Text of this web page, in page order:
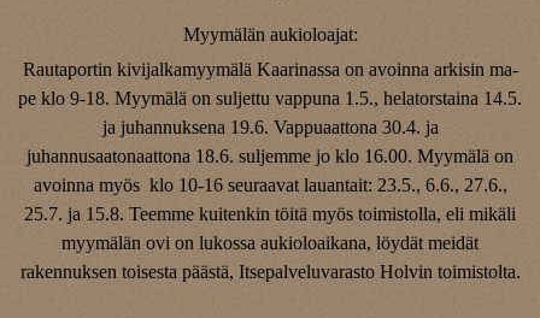
Myymälän aukioloajat:
Rautaportin kivijalkamyymälä Kaarinassa on avoinna arkisin ma-
pe klo 9-18. Myymälä on suljettu vappuna 1.5., helatorstaina 14.5.
ja juhannuksena 19.6. Vappuaattona 30.4. ja
juhannusaatonaattona 18.6. suljemme jo klo 16.00. Myymälä on
avoinna myös klo 10-16 seuraavat lauantait: 23.5., 6.6., 27.6.,
25.7. ja 15.8. Teemme kuitenkin töitä myös toimistolla, eli mikäli
myymälän ovi on lukossa aukioloaikana, löydät meidät
rakennuksen toisesta päästä, Itsepalveluvarasto Holvin toimistolta.